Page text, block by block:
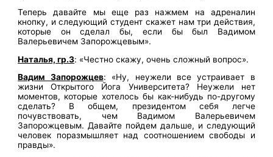
Теперь давайте мы еще раз нажмем на адреналин
кнопку, и следующий студент скажет нам три действия,
которые он сделал бы, если бы был Вадимом
Валерьевичем Запорожцевым».
Наталья, гр.3: «Честно скажу, очень сложный вопрос».
Вадим Запорожцев: «Ну, неужели все устраивает в
жизни Открытого Йога Университета? Неужели нет
моментов, которые хотелось бы как-нибудь по-другому
сделать? В общем, президентом себя легче
почувствовать, чем Вадимом Валерьевичем
Запорожцевым. Давайте пойдем дальше, и следующий
человек поразмышляет над соотношением свободы и
правды».